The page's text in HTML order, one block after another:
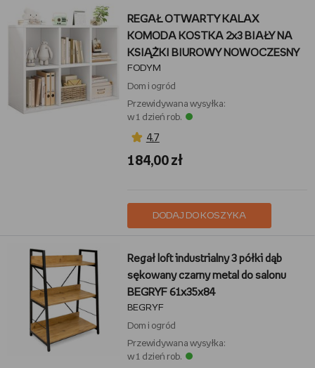
REGAŁ OTWARTY KALAX
KOMODA KOSTKA 2x3 BIAŁY NA
KSIĄŻKI BIUROWY NOWOCZESNY
FODYM
Dom i ogród
Przewidywana wysyłka:
w 1 dzień rob.
4,7
184,00 zł
DODAJ DO KOSZYKA
Regał loft industrialny 3 półki dąb
sękowany czarny metal do salonu
BEGRYF 61x35x84
BEGRYF
Dom i ogród
Przewidywana wysyłka:
w 1 dzień rob.